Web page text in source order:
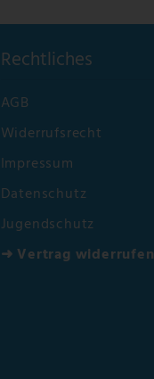
Rechtliches
AGB
Widerrufsrecht
Impressum
Datenschutz
Jugendschutz
➜ Vertrag widerrufen